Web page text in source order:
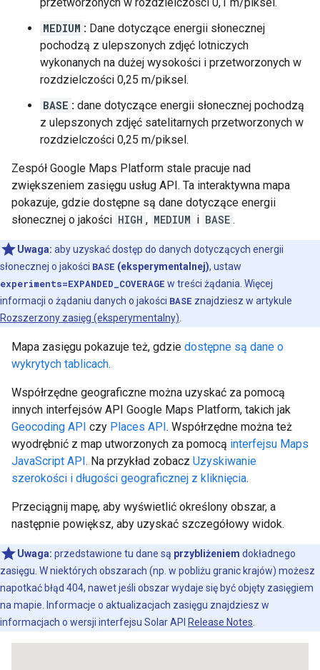
MEDIUM : Dane dotyczące energii słonecznej
pochodzą z ulepszonych zdjęć lotniczych
wykonanych na dużej wysokości i przetworzonych w
rozdzielczości 0,25 m/piksel.
BASE : dane dotyczące energii słonecznej pochodzą
z ulepszonych zdjęć satelitarnych przetworzonych w
rozdzielczości 0,25 m/piksel.
Zespół Google Maps Platform stale pracuje nad
zwiększeniem zasięgu usług API. Ta interaktywna mapa
pokazuje, gdzie dostępne są dane dotyczące energii
słonecznej o jakości HIGH , MEDIUM i BASE .
Uwaga: aby uzyskać dostęp do danych dotyczących energii
słonecznej o jakości BASE (eksperymentalnej), ustaw
experiments=EXPANDED_COVERAGE w treści żądania. Więcej
informacji o żądaniu danych o jakości BASE znajdziesz w artykule
Rozszerzony zasięg (eksperymentalny)
Mapa zasięgu pokazuje też, gdzie dostępne są dane o
wykrytych tablicach.
Współrzędne geograficzne można uzyskać za pomocą
innych interfejsów API Google Maps Platform, takich jak
Geocoding API czy Places API. Współrzędne można też
wyodrębnić z map utworzonych za pomocą interfejsu Maps
JavaScript API. Na przykład zobacz Uzyskiwanie
szerokości i długości geograficznej z kliknięcia.
Przeciągnij mapę, aby wyświetlić określony obszar, a
następnie powiększ, aby uzyskać szczegółowy widok.
Uwaga: przedstawione tu dane są przybliżeniem dokładnego
zasięgu. W niektórych obszarach (np. w pobliżu granic krajów) możesz
napotkać błąd 404, nawet jeśli obszar wydaje się być objęty zasięgiem
na mapie. Informacje o aktualizacjach zasięgu znajdziesz w
informacjach o wersji interfejsu Solar API Release Notes